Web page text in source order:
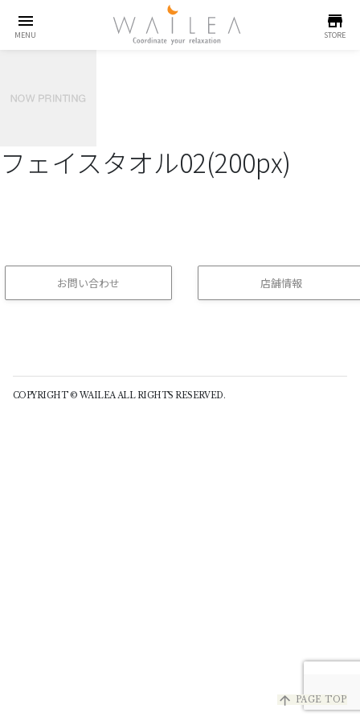
menu
MENU
store
STORE
フェイスタオル02(200px)
お問い合わせ 店舗情報
arrow_upward PAGE TOP
COPYRIGHT © WAILEA ALL RIGHTS RESERVED.